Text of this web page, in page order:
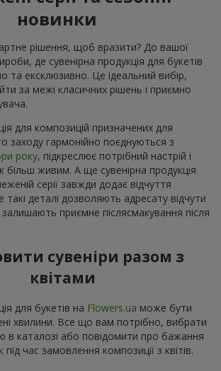
новинки
рішення, щоб вразити? До вашої
де сувенірна продукція для букетів
та ексклюзивно. Це ідеальний вибір,
за межі класичних рішень і приємно
для композицій призначених для
заходу гармонійно поєднуються з
року, підкреслює потрібний настрій і
більш живим. А ще сувенірна продукція
серії завжди додає відчуття
такі деталі дозволяють адресату відчути
приємне післясмакування після
сувеніри разом з
квітами
для букетів на Flowers.ua може бути
хвилини. Все що вам потрібно, вибрати
в каталозі або повідомити про бажання
час замовлення композиції з квітів.